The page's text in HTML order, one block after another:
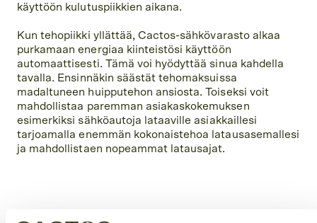
käyttöön kulutuspiikkien aikana.
Kun tehopiikki yllättää, Cactos-sähkövarasto alkaa
purkamaan energiaa kiinteistösi käyttöön
automaattisesti. Tämä voi hyödyttää sinua kahdella
tavalla. Ensinnäkin säästät tehomaksuissa
madaltuneen huipputehon ansiosta. Toiseksi voit
mahdollistaa paremman asiakaskokemuksen
esimerkiksi sähköautoja lataaville asiakkaillesi
tarjoamalla enemmän kokonaistehoa latausasemallesi
ja mahdollistaen nopeammat latausajat.